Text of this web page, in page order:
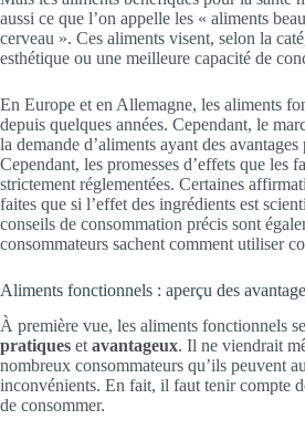
aussi ce que l’on appelle les « aliments
cerveau ». Ces aliments visent, selon la
esthétique ou une meilleure capacité de
En Europe et en Allemagne, les aliments
depuis quelques années. Cependant, le
la demande d’aliments ayant des
Cependant, les promesses d’effets que les
strictement réglementées. Certaines
faites que si l’effet des ingrédients est
conseils de consommation précis sont
consommateurs sachent comment utiliser
Aliments fonctionnels : aperçu des
À première vue, les aliments fonctionnels
pratiques et avantageux. Il ne viendrait
nombreux consommateurs qu’ils peuvent
inconvénients. En fait, il faut tenir compte
de consommer.